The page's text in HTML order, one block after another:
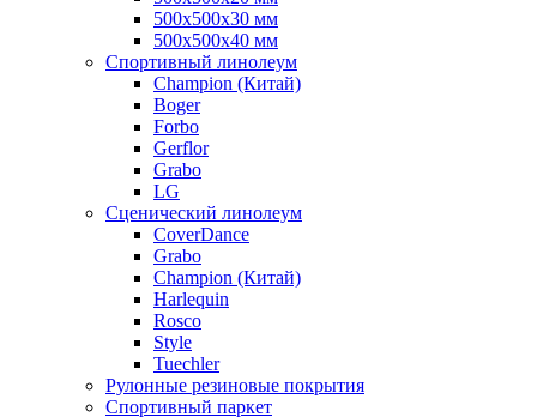
500х500х30 мм
500х500х40 мм
Спортивный линолеум
Champion (Китай)
Boger
Forbo
Gerflor
Grabo
LG
Сценический линолеум
CoverDance
Grabo
Champion (Китай)
Harlequin
Rosco
Style
Tuechler
Рулонные резиновые покрытия
Спортивный паркет